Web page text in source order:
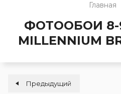
Главная
ФОТООБОИ 8-
MILLENNIUM
Предыдущий